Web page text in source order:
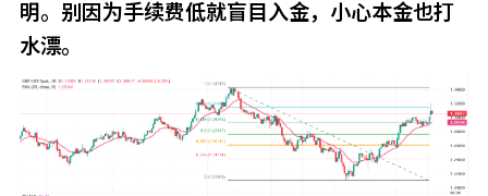
明。别因为手续费低就盲目入金，小心本金也打
水漂。